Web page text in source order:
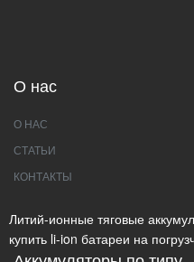
О нас
О НАС
СТАТЬИ
КОНТАКТЫ
Литий-ионные тяговые
купить li-ion батареи на